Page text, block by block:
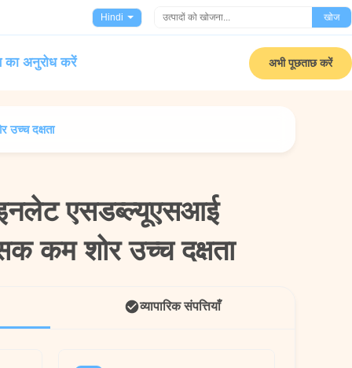
Hindi खोज
का अनुरोध करें अभी पूछताछ करें
दक्षता
एसडब्ल्यूएसआई
कम शोर उच्च दक्षता
एसडब्ल्यूएसआई
कम शोर उच्च दक्षता
व्यापारिक संपत्तियाँ